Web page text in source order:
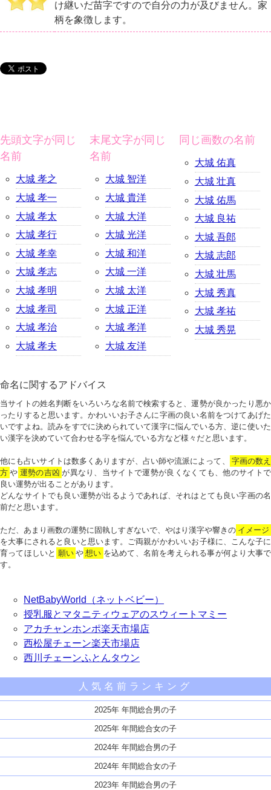
け継いだ苗字ですので自分の力が及びません。家
柄を象徴します。
先頭文字が同じ
名前
大城 孝之
大城 孝一
大城 孝太
大城 孝行
大城 孝幸
大城 孝志
大城 孝明
大城 孝司
大城 孝治
大城 孝夫
末尾文字が同じ
名前
大城 智洋
大城 貴洋
大城 大洋
大城 光洋
大城 和洋
大城 一洋
大城 太洋
大城 正洋
大城 孝洋
大城 友洋
同じ画数の名前
大城 佑真
大城 壮真
大城 佑馬
大城 良祐
大城 吾郎
大城 志郎
大城 壮馬
大城 秀真
大城 孝祐
大城 秀晃
命名に関するアドバイス
当サイトの姓名判断をいろいろな名前で検索すると、運勢が良かったり悪か
ったりすると思います。かわいいお子さんに字画の良い名前をつけてあげた
いですよね。読みをすでに決められていて漢字に悩んでいる方、逆に使いた
い漢字を決めていて合わせる字を悩んでいる方など様々だと思います。
他にも占いサイトは数多くありますが、占い師や流派によって、
字画の数え
方 や 運勢の吉凶 が異なり、当サイトで運勢が良くなくても、他のサイトで
良い運勢が出ることがあります。
どんなサイトでも良い運勢が出るようであれば、それはとても良い字画の名
前だと思います。
ただ、あまり画数の運勢に固執しすぎないで、やはり漢字や響きの イメージ
を大事にされると良いと思います。ご両親がかわいいお子様に、こんな子に
育ってほしいと 願い や 想い を込めて、名前を考えられる事が何より大事で
す。
NetBabyWorld（ネットベビー）
授乳服とマタニティウェアのスウィートマミー
アカチャンホンポ楽天市場店
西松屋チェーン楽天市場店
西川チェーンふとんタウン
人気名前ランキング
2025年 年間総合男の子
2025年 年間総合女の子
2024年 年間総合男の子
2024年 年間総合女の子
2023年 年間総合男の子